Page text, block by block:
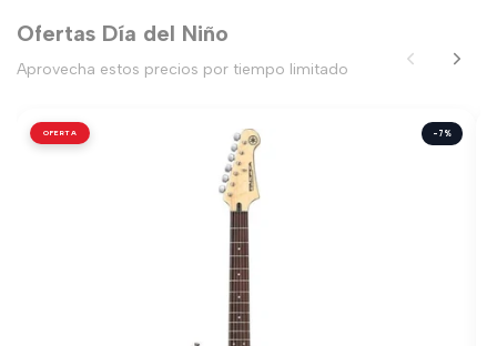
Ofertas Día del Niño
Aprovecha estos precios por tiempo limitado
OFERTA -7%